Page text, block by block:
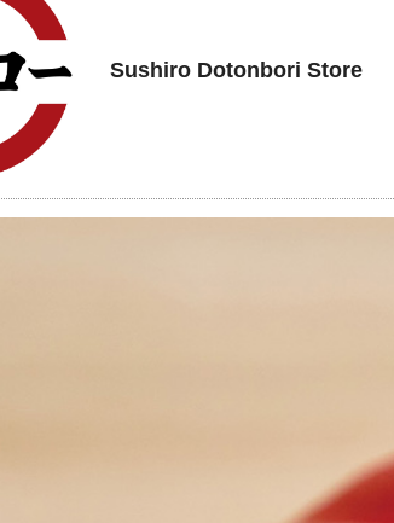
Sushiro Dotonbori Store